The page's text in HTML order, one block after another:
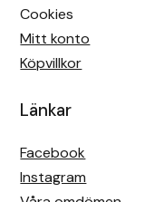
Cookies
Mitt konto
Köpvillkor
Länkar
Facebook
Instagram